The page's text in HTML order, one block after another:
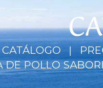
CATÁLOGO
DE POLLO